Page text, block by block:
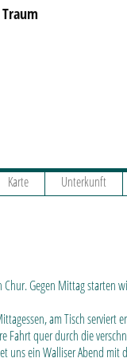
Karte Unterkunft
Gegen Mittag starten
am Tisch
Fahrt quer durch die
uns ein Walliser Abend mit